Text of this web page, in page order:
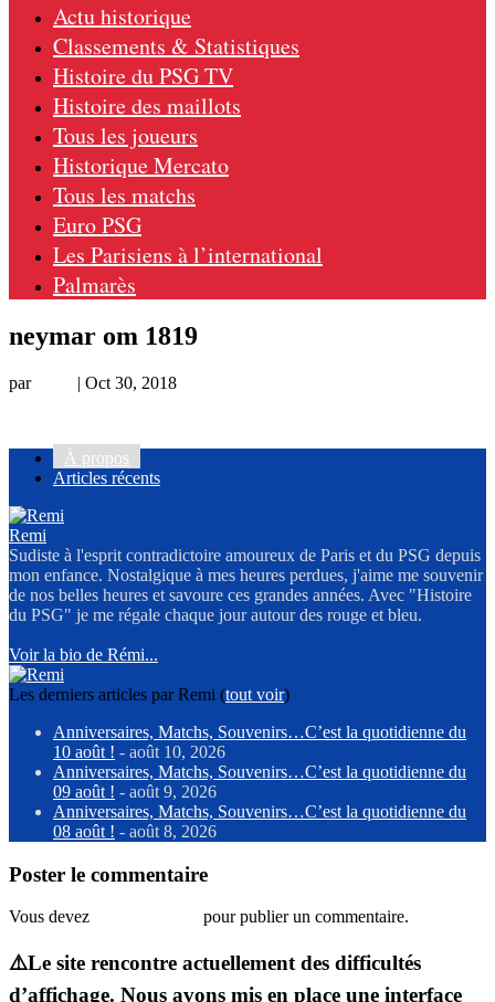
Actu historique
Classements & Statistiques
Histoire du PSG TV
Histoire des maillots
Tous les joueurs
Historique Mercato
Tous les matchs
Euro PSG
Les Parisiens à l’international
Palmarès
neymar om 1819
par | Oct 30, 2018
À propos
Articles récents
Remi
Sudiste à l'esprit contradictoire amoureux de Paris et du PSG depuis
mon enfance. Nostalgique à mes heures perdues, j'aime me souvenir
de nos belles heures et savoure ces grandes années. Avec "Histoire
du PSG" je me régale chaque jour autour des rouge et bleu.
Voir la bio de Rémi...
Les derniers articles par Remi (tout voir)
Anniversaires, Matchs, Souvenirs…C’est la quotidienne du
10 août ! - août 10, 2026
Anniversaires, Matchs, Souvenirs…C’est la quotidienne du
09 août ! - août 9, 2026
Anniversaires, Matchs, Souvenirs…C’est la quotidienne du
08 août ! - août 8, 2026
Poster le commentaire
Vous devez pour publier un commentaire.
⚠️Le site rencontre actuellement des difficultés
d’affichage. Nous avons mis en place une interface